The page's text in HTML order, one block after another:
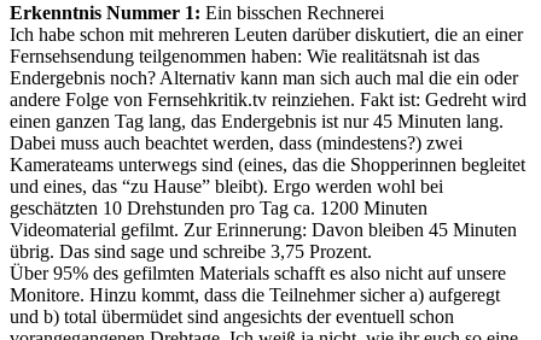
Erkenntnis Nummer 1: Ein bisschen Rechnerei
Ich habe schon mit mehreren Leuten darüber diskutiert, die an einer
Fernsehsendung teilgenommen haben: Wie realitätsnah ist das
Endergebnis noch? Alternativ kann man sich auch mal die ein oder
andere Folge von Fernsehkritik.tv reinziehen. Fakt ist: Gedreht wird
einen ganzen Tag lang, das Endergebnis ist nur 45 Minuten lang.
Dabei muss auch beachtet werden, dass (mindestens?) zwei
Kamerateams unterwegs sind (eines, das die Shopperinnen begleitet
und eines, das “zu Hause” bleibt). Ergo werden wohl bei
geschätzten 10 Drehstunden pro Tag ca. 1200 Minuten
Videomaterial gefilmt. Zur Erinnerung: Davon bleiben 45 Minuten
übrig. Das sind sage und schreibe 3,75 Prozent.
Über 95% des gefilmten Materials schafft es also nicht auf unsere
Monitore. Hinzu kommt, dass die Teilnehmer sicher a) aufgeregt
und b) total übermüdet sind angesichts der eventuell schon